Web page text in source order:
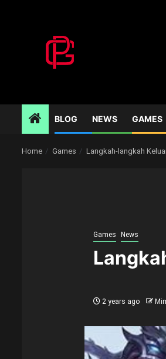
BLOG NEWS GAMES
Home Games Langkah-langkah
Games News
2 years ago